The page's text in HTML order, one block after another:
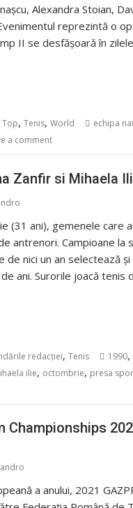
Alexandra Stoian,
reprezintă o
II se desfășoară în
Top, Tenis, World echipa
a comment
Zanfir si Mihaela
(31 ani), gemenele
antrenori. Campioane la
de nici un an
ani. Surorile joacă
redacției, Tenis 1990,
ilie, octombrie, presa
Championships
a anului, 2021